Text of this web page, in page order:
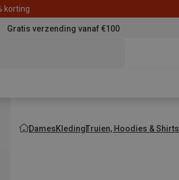
korting
Gratis verzending vanaf €100
DamesKledingTruien, Hoodies & Shirts